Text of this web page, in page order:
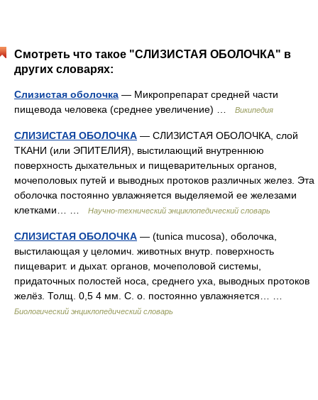
Смотреть что такое "СЛИЗИСТАЯ ОБОЛОЧКА" в
других словарях:
Слизистая оболочка — Микропрепарат средней части
пищевода человека (среднее увеличение) …
Википедия
СЛИЗИСТАЯ ОБОЛОЧКА — СЛИЗИСТАЯ ОБОЛОЧКА, слой
ТКАНИ (или ЭПИТЕЛИЯ), выстилающий внутреннюю
поверхность дыхательных и пищеварительных органов,
мочеполовых путей и выводных протоков различных желез. Эта
оболочка постоянно увлажняется выделяемой ее железами
клетками… …
Научно-технический энциклопедический словарь
СЛИЗИСТАЯ ОБОЛОЧКА — (tunica mucosa), оболочка,
выстилающая у целомич. животных внутр. поверхность
пищеварит. и дыхат. органов, мочеполовой системы,
придаточных полостей носа, среднего уха, выводных протоков
желёз. Толщ. 0,5 4 мм. С. о. постоянно увлажняется… …
Биологический энциклопедический словарь